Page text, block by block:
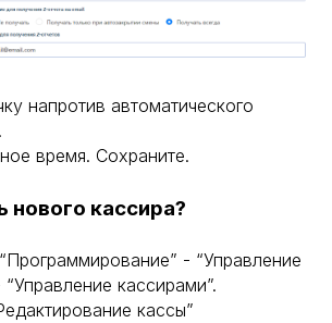
напротив автоматического
время. Сохраните.
нового кассира?
- “Управление
кассирами”.
кассы”